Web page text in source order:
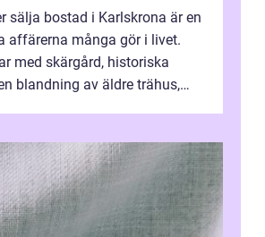
sälja bostad i Karlskrona är en
affärerna många gör i livet.
med skärgård, historiska
blandning av äldre trähus,